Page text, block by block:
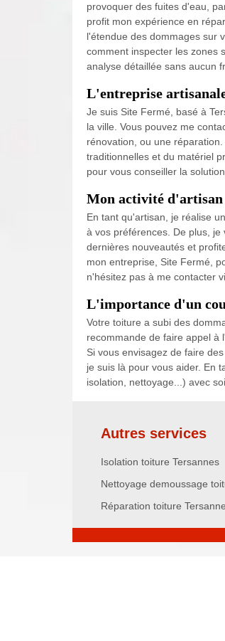
provoquer des fuites d'eau,
profit mon expérience en
l'étendue des dommages sur
comment inspecter les zones
analyse détaillée sans aucun
L'entreprise
Je suis Site Fermé, basé à
la ville. Vous pouvez me
rénovation, ou une
traditionnelles et du matériel
pour vous conseiller la
Mon activité d'artisan
En tant qu'artisan, je réalise
à vos préférences. De plus,
dernières nouveautés et
mon entreprise, Site Fermé,
n'hésitez pas à me contacter
L'importance d'un
Votre toiture a subi des
recommande de faire appel à
Si vous envisagez de faire
je suis là pour vous aider. En
isolation, nettoyage...) avec
Autres services
Isolation toiture Tersannes
Nettoyage demoussage
Réparation toiture